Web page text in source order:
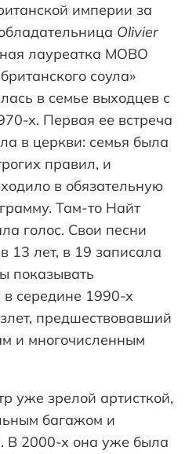
империи за
Olivier
лауреатка MOBO
соула»
в семье выходцев с
х. Первая ее встреча
в церкви: семья была
правил, и
в обязательную
Там-то Найт
голос. Свои песни
13 лет, в 19 записала
показывать
середине 1990-х
предшествовавший
и многочисленным
уже зрелой артисткой,
багажом и
В 2000-х она уже была